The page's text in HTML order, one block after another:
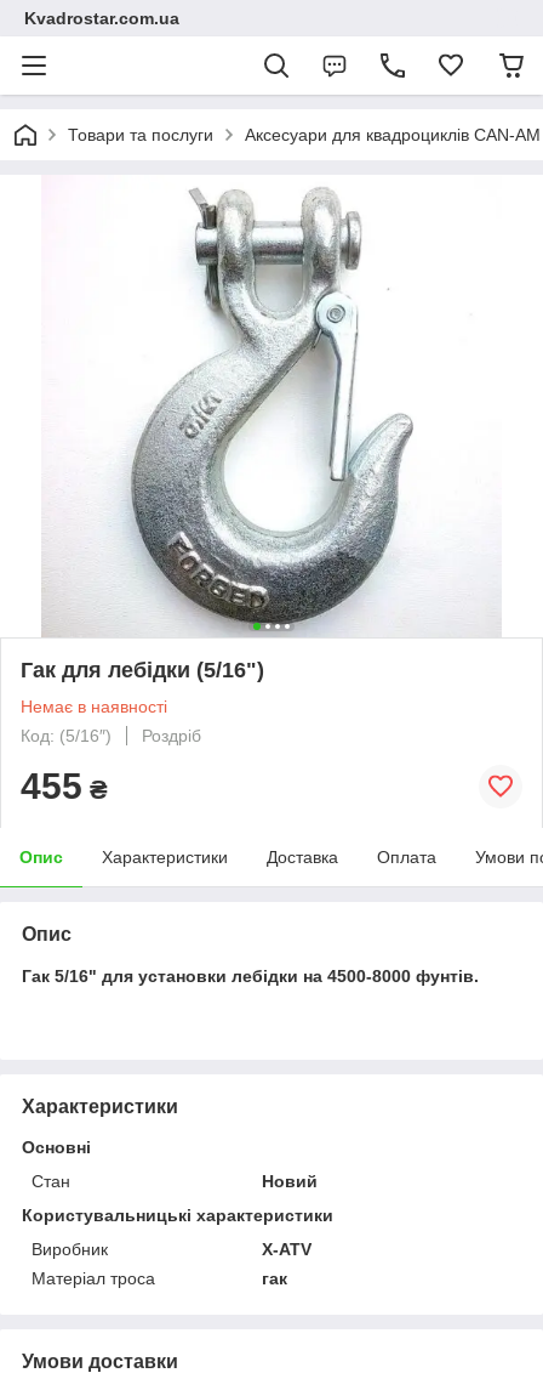
Kvadrostar.com.ua
Товари та послуги Аксесуари для квадроциклів CAN-
Гак для лебідки (5/16")
Немає в наявності
Код: (5/16″)
Роздріб
455 ₴
Опис Характеристики Доставка Оплата Умови
Опис
Гак 5/16" для установки лебідки на 4500-8000 фунтів.
Характеристики
Основні
Стан
Новий
Користувальницькі характеристики
Виробник
X-ATV
Матеріал троса
гак
Умови доставки